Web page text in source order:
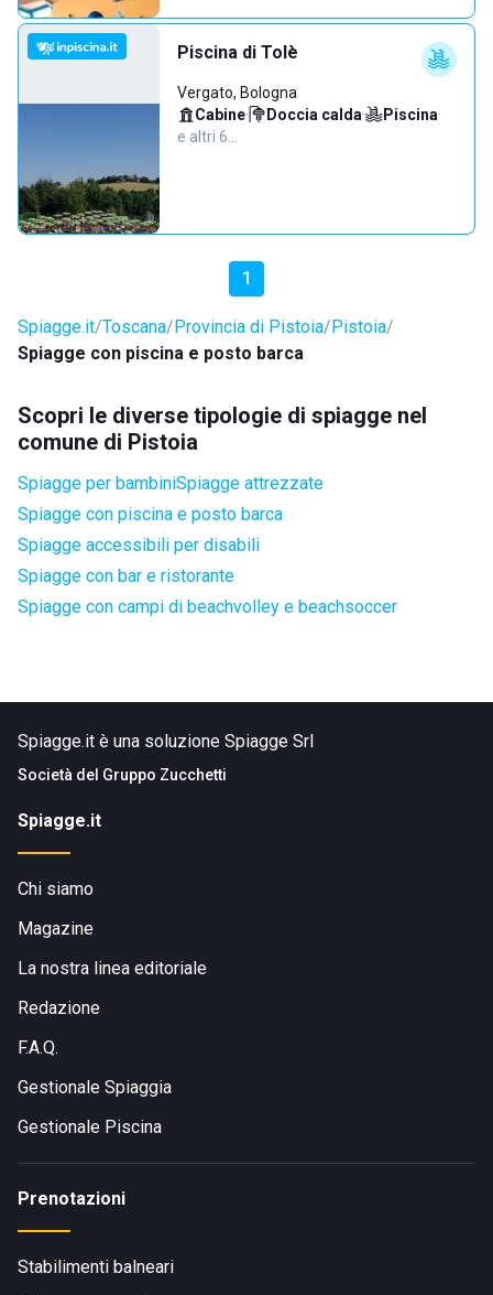
Piscina di Tolè
Vergato, Bologna
Cabine· Doccia calda· Piscina·
e altri 6…
1
Spiagge.it Toscana Provincia di Pistoia Pistoia
Spiagge con piscina e posto barca
Scopri le diverse tipologie di spiagge nel
comune di Pistoia
Spiagge per bambiniSpiagge attrezzate
Spiagge con piscina e posto barca
Spiagge accessibili per disabili
Spiagge con bar e ristorante
Spiagge con campi di beachvolley e beachsoccer
Spiagge.it è una soluzione Spiagge Srl
Società del Gruppo Zucchetti
Spiagge.it
Chi siamo
Magazine
La nostra linea editoriale
Redazione
F.A.Q.
Gestionale Spiaggia
Gestionale Piscina
Prenotazioni
Stabilimenti balneari